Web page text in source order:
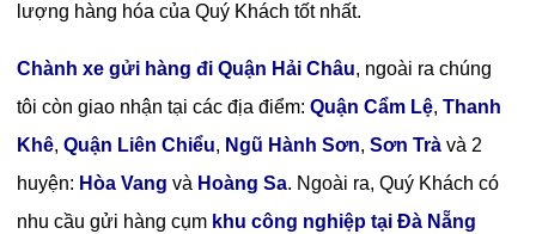
lượng hàng hóa của Quý Khách tốt nhất.
Chành xe gửi hàng đi Quận Hải Châu, ngoài ra chúng
tôi còn giao nhận tại các địa điểm:Quận Cẩm Lệ, Thanh
Khê, Quận Liên Chiểu, Ngũ Hành Sơn, Sơn Tràvà 2
huyện: Hòa Vangvà Hoàng Sa. Ngoài ra, Quý Khách có
nhu cầu gửi hàng cụm khu công nghiệp tại Đà Nẵng